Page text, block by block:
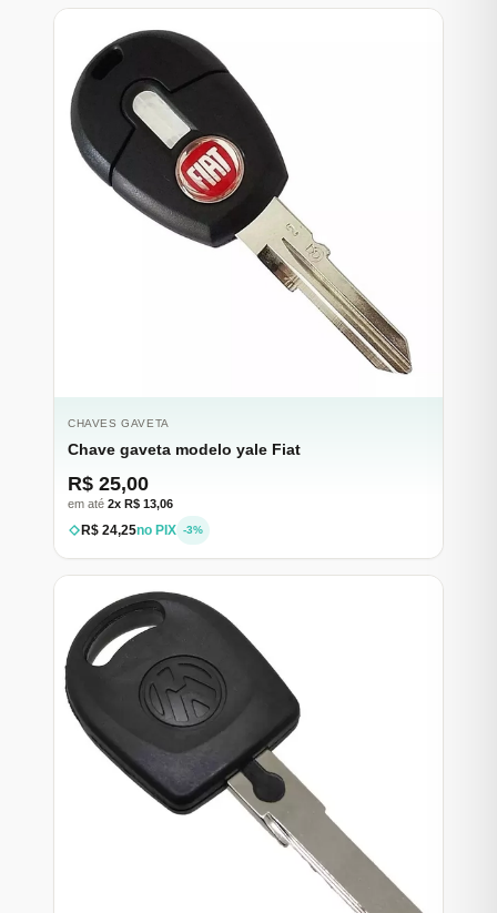
CHAVES GAVETA
Chave gaveta modelo yale Fiat
R$ 25,00
em até 2x R$ 13,06
R$ 24,25no PIX -3%